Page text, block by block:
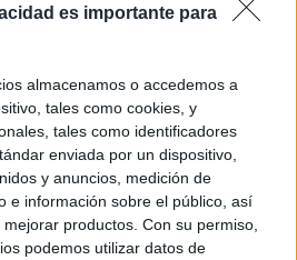
es importante para
almacenamos o accedemos a
tales como cookies, y
tales como identificadores
enviada por un dispositivo,
y anuncios, medición de
e información sobre el público, así
productos. Con su permiso,
podemos utilizar datos de